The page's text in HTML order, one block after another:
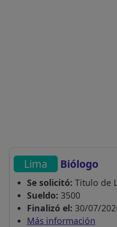
Lima Biólogo
Se solicitó: Titulo de
Sueldo: 3500
Finalizó el: 30/07/
Más información